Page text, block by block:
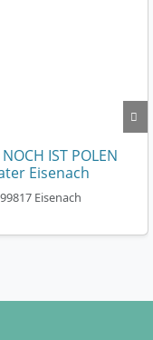
IST POLEN
Eisenach
Eisenach